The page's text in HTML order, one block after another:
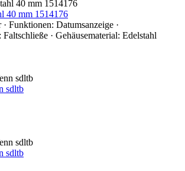
40 mm 1514176
Funktionen: Datumsanzeige ·
· Gehäusematerial: Edelstahl
sdltb
sdltb